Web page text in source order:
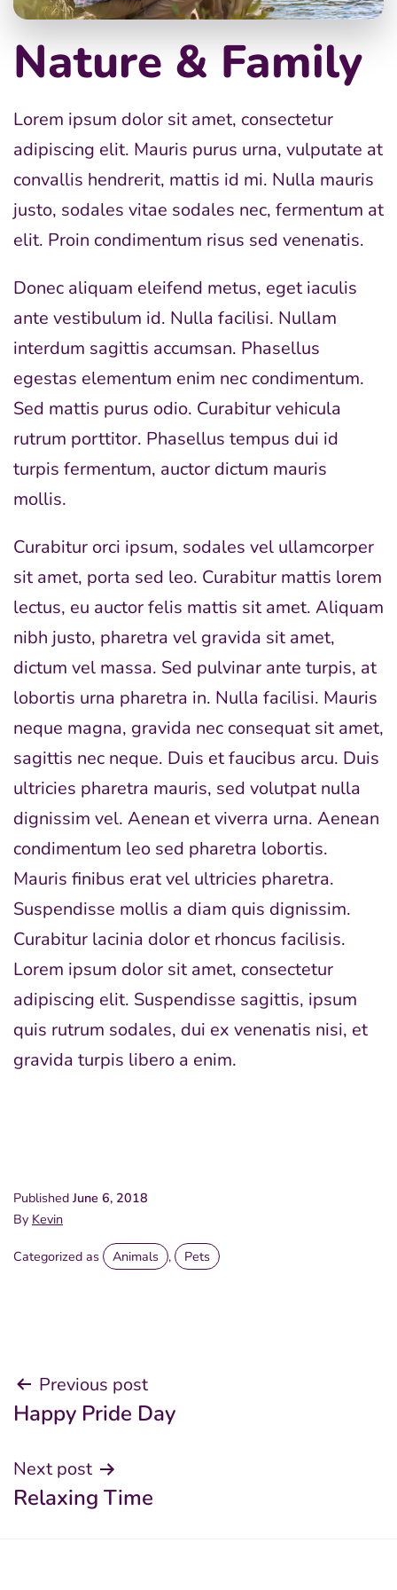
Nature & Family
Lorem ipsum dolor sit amet, consectetur
adipiscing elit. Mauris purus urna, vulputate at
convallis hendrerit, mattis id mi. Nulla mauris
justo, sodales vitae sodales nec, fermentum at
elit. Proin condimentum risus sed venenatis.
Donec aliquam eleifend metus, eget iaculis
ante vestibulum id. Nulla facilisi. Nullam
interdum sagittis accumsan. Phasellus
egestas elementum enim nec condimentum.
Sed mattis purus odio. Curabitur vehicula
rutrum porttitor. Phasellus tempus dui id
turpis fermentum, auctor dictum mauris
mollis.
Curabitur orci ipsum, sodales vel ullamcorper
sit amet, porta sed leo. Curabitur mattis lorem
lectus, eu auctor felis mattis sit amet. Aliquam
nibh justo, pharetra vel gravida sit amet,
dictum vel massa. Sed pulvinar ante turpis, at
lobortis urna pharetra in. Nulla facilisi. Mauris
neque magna, gravida nec consequat sit amet,
sagittis nec neque. Duis et faucibus arcu. Duis
ultricies pharetra mauris, sed volutpat nulla
dignissim vel. Aenean et viverra urna. Aenean
condimentum leo sed pharetra lobortis.
Mauris finibus erat vel ultricies pharetra.
Suspendisse mollis a diam quis dignissim.
Curabitur lacinia dolor et rhoncus facilisis.
Lorem ipsum dolor sit amet, consectetur
adipiscing elit. Suspendisse sagittis, ipsum
quis rutrum sodales, dui ex venenatis nisi, et
gravida turpis libero a enim.
Published June 6, 2018
By Kevin
Categorized as Animals , Pets
Post
navigation
Previous post
Happy Pride Day
Next post
Relaxing Time